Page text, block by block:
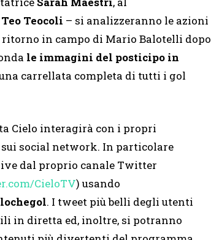
Teo Teocoli – si analizzeranno le azioni
in campo di Mario Balotelli dopo
le immagini del posticipo in
una carrellata completa di tutti i gol
Cielo interagirà con i propri
social network. In particolare
dal proprio canale Twitter
CieloTV) usando
. I tweet più belli degli utenti
in diretta ed, inoltre, si potranno